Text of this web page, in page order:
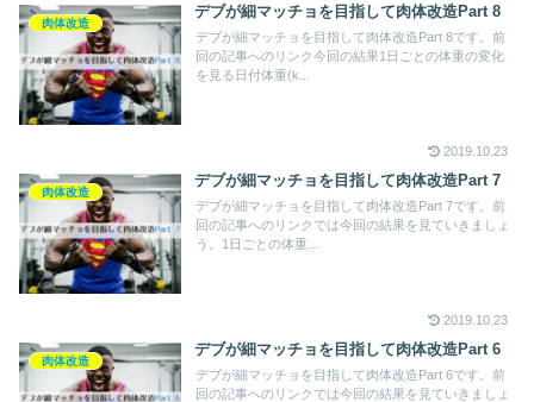
肉体改造
デブが細マッチョを目指して肉体改造Part 8
デブが細マッチョを目指して肉体改造Part 8です。前
回の記事へのリンク今回の結果1日ごとの体重の変化
を見る日付体重(k...
2019.10.23
肉体改造
デブが細マッチョを目指して肉体改造Part 7
デブが細マッチョを目指して肉体改造Part 7です。前
回の記事へのリンクでは今回の結果を見ていきましょ
う。1日ごとの体重...
2019.10.23
肉体改造
デブが細マッチョを目指して肉体改造Part 6
デブが細マッチョを目指して肉体改造Part 6です。前
回の記事へのリンクでは今回の結果を見ていきましょ